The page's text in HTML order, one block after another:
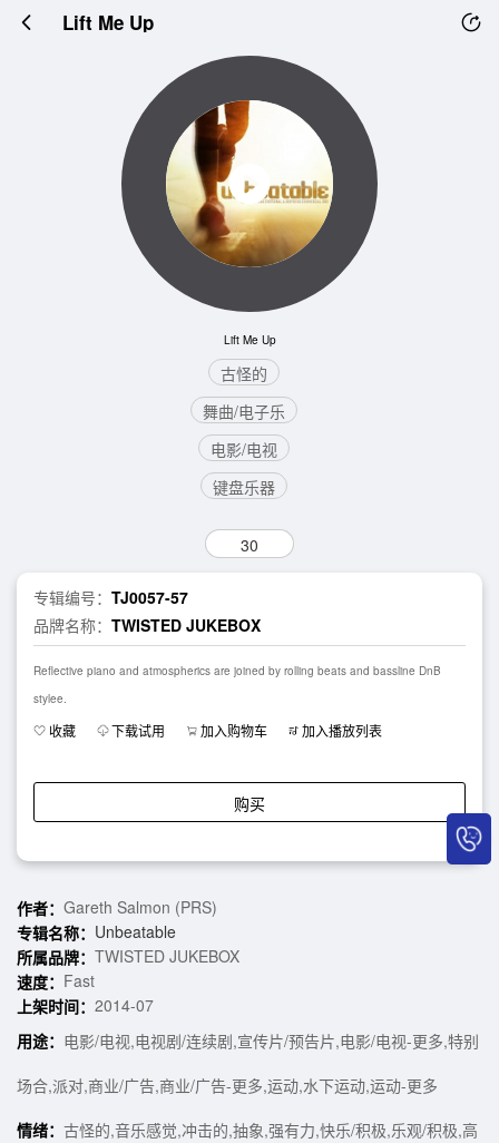
Lift Me Up
Lift Me Up
古怪的
舞曲/电子乐
电影/电视
键盘乐器
30
专辑编号： TJ0057-57
品牌名称： TWISTED JUKEBOX
Reflective piano and atmospherics are joined by rolling beats and bassline DnB
stylee.
收藏 下载试用 加入购物车 加入播放列表
购买
作者： Gareth Salmon (PRS)
专辑名称： Unbeatable
所属品牌： TWISTED JUKEBOX
速度： Fast
上架时间： 2014-07
用途： 电影/电视,电视剧/连续剧,宣传片/预告片,电影/电视-更多,特别
场合,派对,商业/广告,商业/广告-更多,运动,水下运动,运动-更多
情绪： 古怪的,音乐感觉,冲击的,抽象,强有力,快乐/积极,乐观/积极,高